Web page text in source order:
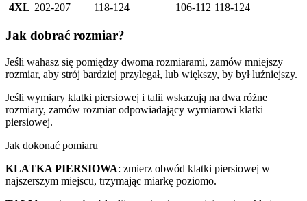
4XL 202-207 118-124 106-112 118-124
Jak dobrać rozmiar?
Jeśli wahasz się pomiędzy dwoma rozmiarami, zamów mniejszy
rozmiar, aby strój bardziej przylegał, lub większy, by był luźniejszy.
Jeśli wymiary klatki piersiowej i talii wskazują na dwa różne
rozmiary, zamów rozmiar odpowiadający wymiarowi klatki
piersiowej.
Jak dokonać pomiaru
KLATKA PIERSIOWA: zmierz obwód klatki piersiowej w
najszerszym miejscu, trzymając miarkę poziomo.